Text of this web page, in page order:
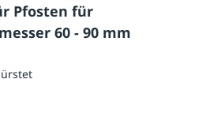
Pfosten für
60 - 90 mm